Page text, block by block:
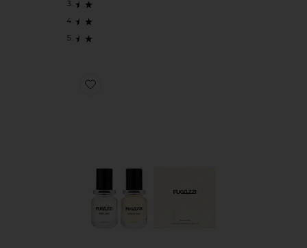
Favorite НАБОР АРОМАТОВ VANILLA HAZE EXTRAIT +